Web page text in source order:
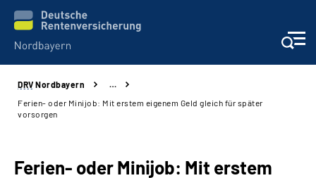
Online-Services
Beratung und Kontakt
DRV Nordbayern
…
Ferien- oder Minijob: Mit erstem eigenem Geld gleich für später
vorsorgen
Ferien- oder Minijob: Mit erstem